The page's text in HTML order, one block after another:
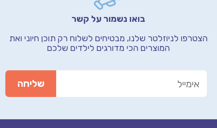
בואו נשמור על קשר
הצטרפו לניוזלטר שלנו, מבטיחים לשלוח רק תוכן חיוני ואת
המוצרים הכי מדורגים לילדים שלכם